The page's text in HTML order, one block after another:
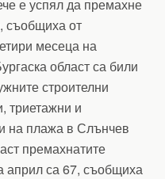
е успял да премахне
съобщиха от
месеца на
област са били
строителни
триетажни и
на плажа в Слънчев
премахнатите
април са 67, съобщиха